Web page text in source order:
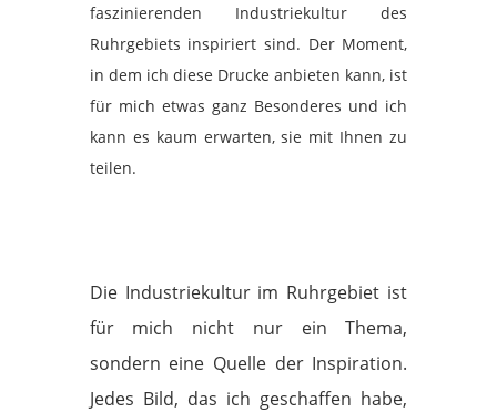
faszinierenden Industriekultur des
Ruhrgebiets inspiriert sind. Der Moment,
in dem ich diese Drucke anbieten kann, ist
für mich etwas ganz Besonderes und ich
kann es kaum erwarten, sie mit Ihnen zu
teilen.
Die Industriekultur im Ruhrgebiet ist
für mich nicht nur ein Thema,
sondern eine Quelle der Inspiration.
Jedes Bild, das ich geschaffen habe,